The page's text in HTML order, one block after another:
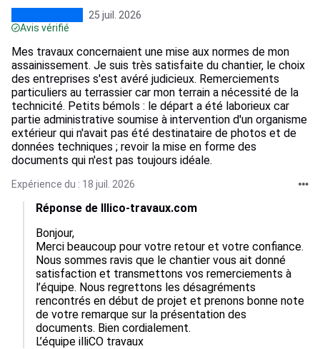
25 juil. 2026
Avis vérifié
Mes travaux concernaient une mise aux normes de mon
assainissement. Je suis très satisfaite du chantier, le choix
des entreprises s'est avéré judicieux. Remerciements
particuliers au terrassier car mon terrain a nécessité de la
technicité. Petits bémols : le départ a été laborieux car
partie administrative soumise à intervention d'un organisme
extérieur qui n'avait pas été destinataire de photos et de
données techniques ; revoir la mise en forme des
documents qui n'est pas toujours idéale.
Expérience du : 18 juil. 2026
Réponse de Illico-travaux.com
Bonjour,
Merci beaucoup pour votre retour et votre confiance.
Nous sommes ravis que le chantier vous ait donné
satisfaction et transmettons vos remerciements à
l’équipe. Nous regrettons les désagréments
rencontrés en début de projet et prenons bonne note
de votre remarque sur la présentation des
documents. Bien cordialement.
L’équipe illiCO travaux